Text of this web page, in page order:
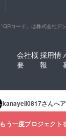
「QRコード」は株式会社デ
会社概
要
採用情
報
kanayell0817さんへ
もう一度プロジェクト